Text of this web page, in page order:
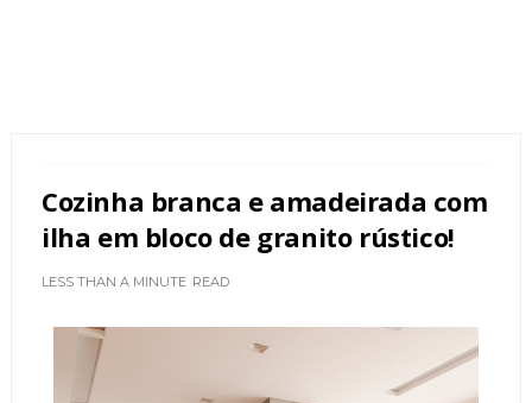
Cozinha branca e amadeirada com
ilha em bloco de granito rústico!
LESS THAN A MINUTE READ